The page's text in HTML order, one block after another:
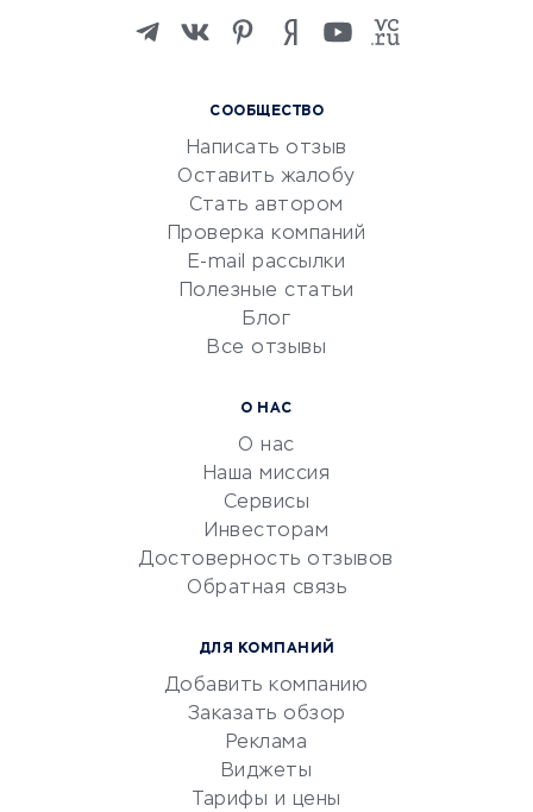
Изучение иностранных
Маркетинг и продажи
Репетиторство
Красота и здоровье
Сервисы по поиску работы
Сетевой маркетинг
УСЛУГИ ДЛЯ БИЗНЕСА
документооборот
Юридические компании
Бухгалтерия онлайн
СООБЩЕСТВО
Написать отзыв
Оставить жалобу
Стать автором
Проверка компаний
E-mail рассылки
Полезные статьи
Блог
Все отзывы
О НАС
О нас
Наша миссия
Сервисы
Инвесторам
Достоверность отзывов
Обратная связь
ДЛЯ КОМПАНИЙ
Добавить компанию
Заказать обзор
Реклама
Виджеты
Тарифы и цены